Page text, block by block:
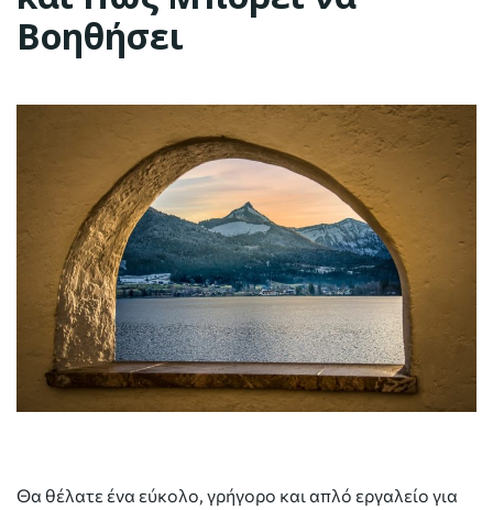
Βοηθήσει
Θα θέλατε ένα εύκολο, γρήγορο και απλό εργαλείο για